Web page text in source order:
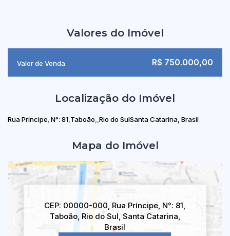
Valores do Imóvel
R$ 750.000,00
Valor de Venda
Localização do Imóvel
Rua Príncipe N°: 81 Taboão Rio do SulSanta Catarina, Brasil
Mapa do Imóvel
CEP: 00000-000 Rua Príncipe N°: 81
Taboão, Rio do Sul Santa Catarina
Brasil